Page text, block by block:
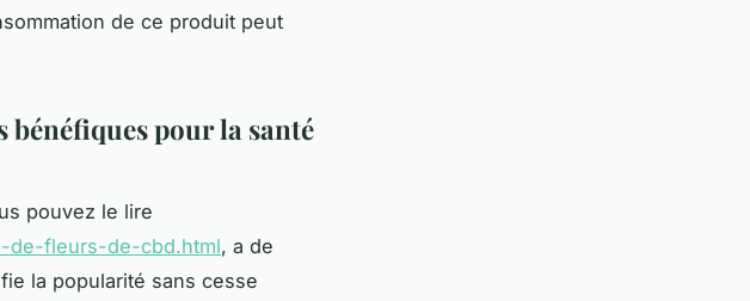
de ce produit peut
bénéfiques pour la santé
pouvez le lire
de-fleurs-de-cbd.html, a de
la popularité sans cesse